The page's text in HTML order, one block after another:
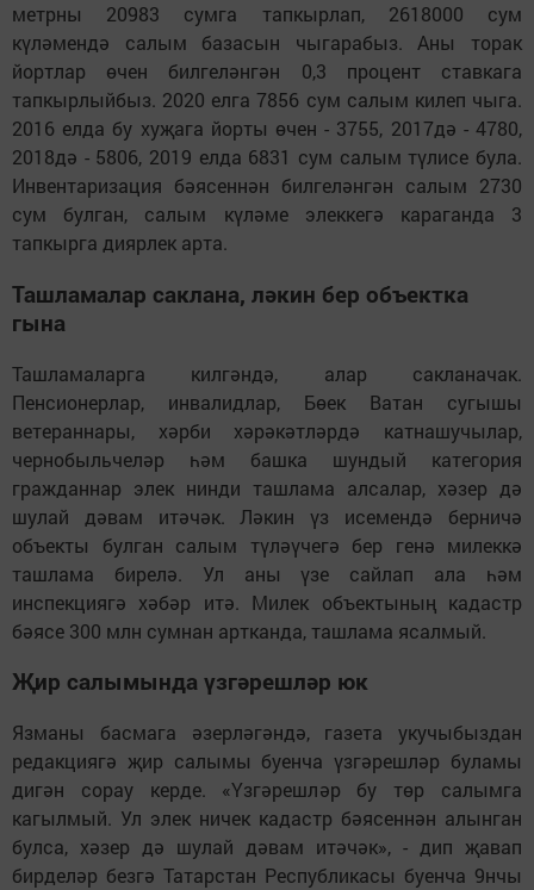
метрны 20983 сумга тапкырлап, 2618000 сум
күләмендә салым базасын чыгарабыз. Аны торак
йортлар өчен билгеләнгән 0,3 процент ставкага
тапкырлыйбыз. 2020 елга 7856 сум салым килеп чыга.
2016 елда бу хуҗага йорты өчен - 3755, 2017дә - 4780,
2018дә - 5806, 2019 елда 6831 сум салым түлисе була.
Инвентаризация бәясеннән билгеләнгән салым 2730
сум булган, салым күләме элеккегә караганда 3
тапкырга диярлек арта.
Ташламалар саклана, ләкин бер объектка
гына
Ташламаларга килгәндә, алар сакланачак.
Пенсионерлар, инвалидлар, Бөек Ватан сугышы
ветераннары, хәрби хәрәкәтләрдә катнашучылар,
чернобыльчеләр һәм башка шундый категория
гражданнар элек нинди ташлама алсалар, хәзер дә
шулай дәвам итәчәк. Ләкин үз исемендә берничә
объекты булган салым түләүчегә бер генә милеккә
ташлама бирелә. Ул аны үзе сайлап ала һәм
инспекциягә хәбәр итә. Милек объектының кадастр
бәясе 300 млн сумнан артканда, ташлама ясалмый.
Җир салымында үзгәрешләр юк
Язманы басмага әзерләгәндә, газета укучыбыздан
редакциягә җир салымы буенча үзгәрешләр буламы
дигән сорау керде. «Үзгәрешләр бу төр салымга
кагылмый. Ул элек ничек кадастр бәясеннән алынган
булса, хәзер дә шулай дәвам итәчәк», - дип җавап
бирделәр безгә Татарстан Республикасы буенча 9нчы